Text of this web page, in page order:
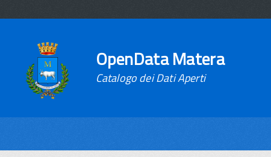
OpenData Matera
Catalogo dei Dati Aperti